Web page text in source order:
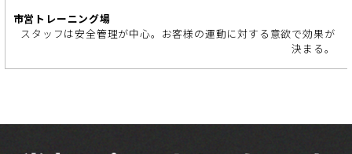
スタッフは安全管理が中心。お客様の運動に対する意欲で効果が
決まる。